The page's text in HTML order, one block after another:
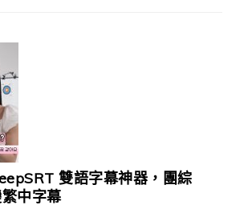
雙語字幕神器，團綜
繁中字幕